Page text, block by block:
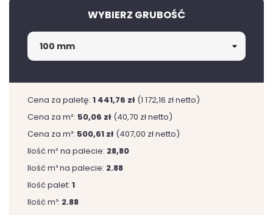
WYBIERZ GRUBOŚĆ
Cena za paletę: 1 441,76 zł (1 172,16 zł netto)
Cena za m²: 50,06 zł (40,70 zł netto)
Cena za m³: 500,61 zł (407,00 zł netto)
Ilość m² na palecie: 28,80
Ilość m³ na palecie: 2.88
Ilość palet: 1
Ilość m³: 2.88